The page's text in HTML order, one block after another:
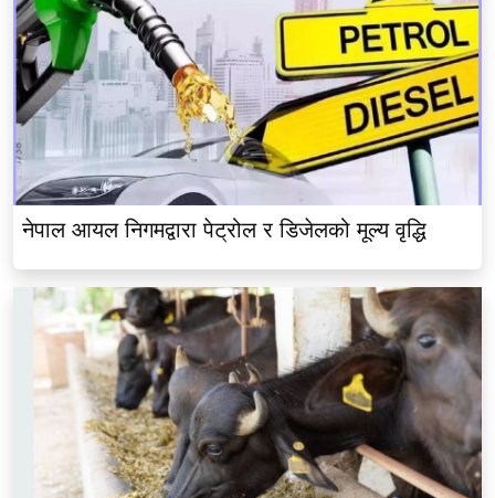
नेपाल आयल निगमद्वारा पेट्रोल र डिजेलको मूल्य वृद्धि